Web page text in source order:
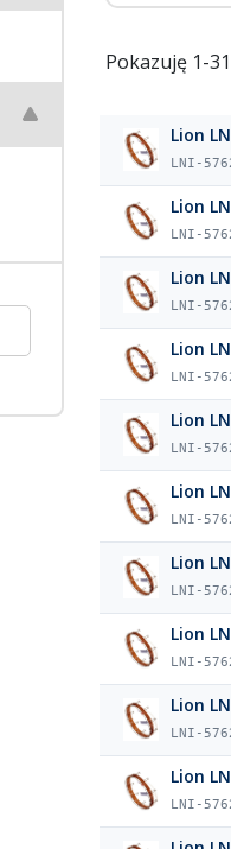
Pokazuję 1-
Lion
LNI-
Lion
LNI-
Lion
LNI-
Lion
LNI-
Lion
LNI-
Lion
LNI-
Lion
LNI-
Lion
LNI-
Lion
LNI-
Lion
LNI-